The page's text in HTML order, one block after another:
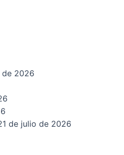
2026
de julio de 2026